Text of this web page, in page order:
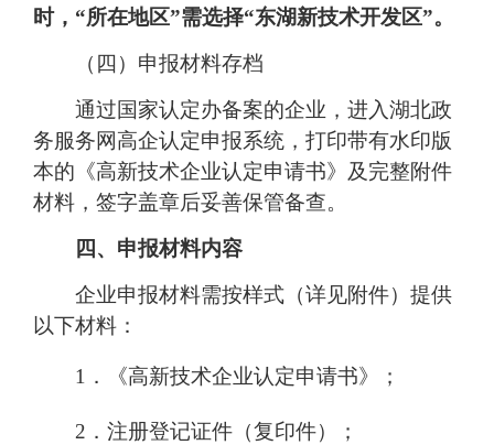
时，“所在地区”需选择“东湖新技术开发区”。
（四） 申报材料存档
通过国家认定办备案的企业，进入湖北政
务服务网高企认定申报系统，打印带有水印版
本的《高新技术企业认定申请书》及完整附件
材料，签字盖章后妥善保管备查。
四 、申报材料内容
企业申报材料需按样式（详见附件）提供
以下材料：
1．《高新技术企业认定申请书》；
2．注册登记证件（复印件）；